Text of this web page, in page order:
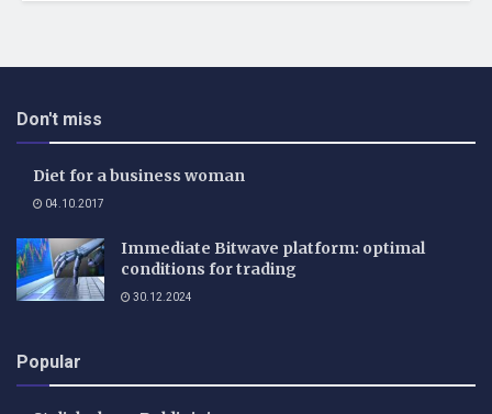
Don't miss
Diet for a business woman
04.10.2017
Immediate Bitwave platform: optimal
conditions for trading
30.12.2024
Popular